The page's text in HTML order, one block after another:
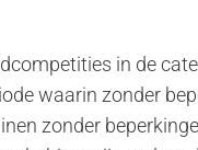
in de
waarin zonder
zonder